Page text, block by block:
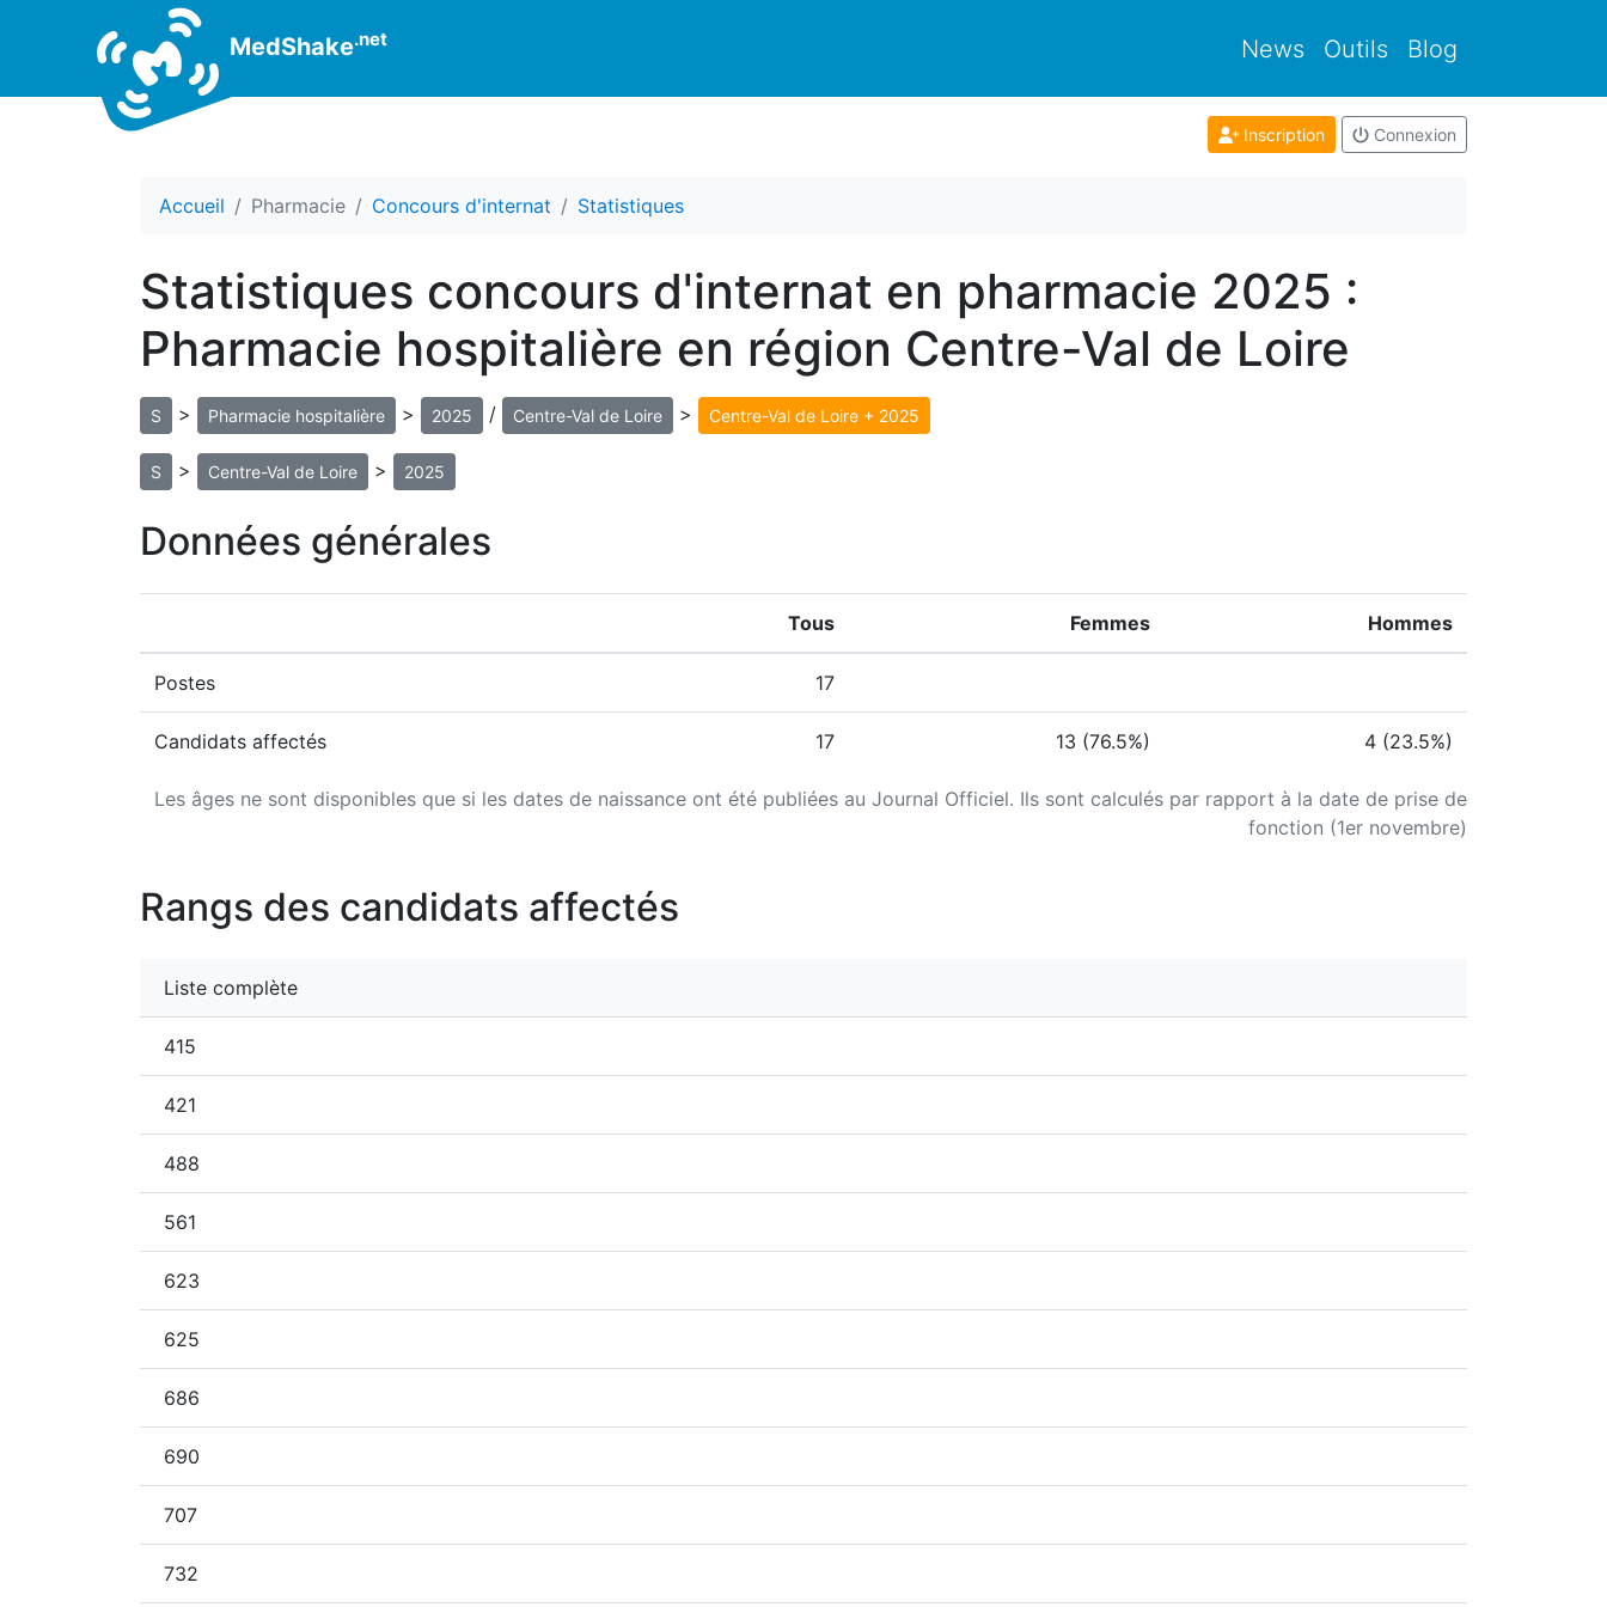
MedShake.net News Outils Blog
Inscription Connexion
Accueil Pharmacie Concours d'internat Statistiques
Statistiques concours d'internat en pharmacie 2025 :
Pharmacie hospitalière en région Centre-Val de Loire
S > Pharmacie hospitalière > 2025 / Centre-Val de Loire > Centre-Val de Loire + 2025
S > Centre-Val de Loire > 2025
Données générales
Les âges ne sont disponibles que si les dates de naissance ont été publiées au Journal Officiel. Ils sont calculés par rapport à la date de prise de
fonction (1er novembre)
Tous Femmes Hommes
Postes 17
Candidats affectés 17 13 (76.5%) 4 (23.5%)
Rangs des candidats affectés
Liste complète
415
421
488
561
623
625
686
690
707
732